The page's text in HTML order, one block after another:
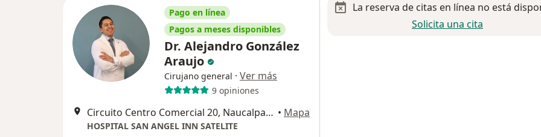
Pago en línea
Pagos a meses disponibles
Dr. Alejandro González
Araujo
Cirujano general · Ver más
9 opiniones
Circuito Centro Comercial 20, Naucalpan de Juárez • Mapa
HOSPITAL SAN ANGEL INN SATELITE
La reserva de citas en línea no está
Solicita una cita